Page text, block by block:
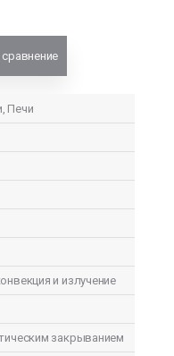
, Печи
и излучение
закрыванием